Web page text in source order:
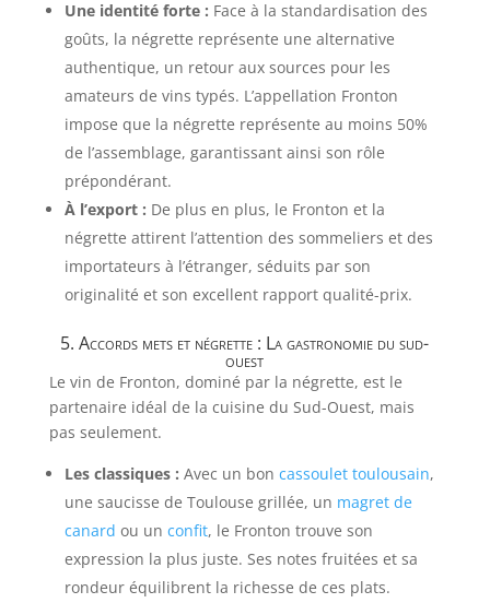
Une identité forte : Face à la standardisation des
goûts, la négrette représente une alternative
authentique, un retour aux sources pour les
amateurs de vins typés. L’appellation Fronton
impose que la négrette représente au moins 50%
de l’assemblage, garantissant ainsi son rôle
prépondérant.
À l’export : De plus en plus, le Fronton et la
négrette attirent l’attention des sommeliers et des
importateurs à l’étranger, séduits par son
originalité et son excellent rapport qualité-prix.
5. Accords mets et négrette : La gastronomie du sud-
ouest
Le vin de Fronton, dominé par la négrette, est le
partenaire idéal de la cuisine du Sud-Ouest, mais
pas seulement.
Les classiques : Avec un bon cassoulet toulousain,
une saucisse de Toulouse grillée, un magret de
canard ou un confit, le Fronton trouve son
expression la plus juste. Ses notes fruitées et sa
rondeur équilibrent la richesse de ces plats.